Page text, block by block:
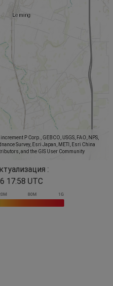
P Corp., GEBCO, USGS, FAO, NPS,
Survey, Esri Japan, METI, Esri China
and the GIS User Community
:
17:58 UTC